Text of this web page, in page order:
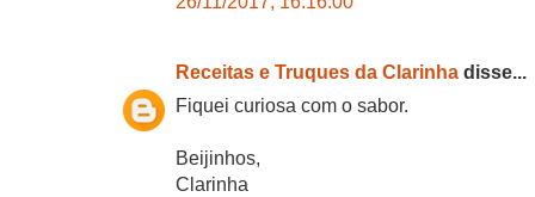
Receitas e Truques da Clarinha disse...
Fiquei curiosa com o sabor.
Beijinhos,
Clarinha